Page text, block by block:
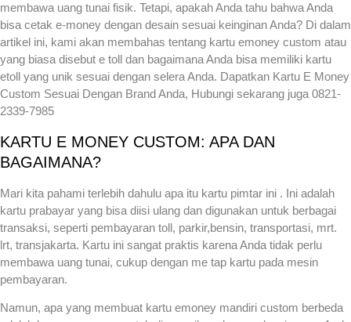
membawa uang tunai fisik. Tetapi, apakah Anda tahu bahwa Anda
bisa cetak e-money dengan desain sesuai keinginan Anda? Di dalam
artikel ini, kami akan membahas tentang kartu emoney custom atau
yang biasa disebut e toll dan bagaimana Anda bisa memiliki kartu
etoll yang unik sesuai dengan selera Anda. Dapatkan Kartu E Money
Custom Sesuai Dengan Brand Anda, Hubungi sekarang juga 0821-
2339-7985
KARTU E MONEY CUSTOM: APA DAN
BAGAIMANA?
Mari kita pahami terlebih dahulu apa itu kartu pimtar ini . Ini adalah
kartu prabayar yang bisa diisi ulang dan digunakan untuk berbagai
transaksi, seperti pembayaran toll, parkir,bensin, transportasi, mrt.
lrt, transjakarta. Kartu ini sangat praktis karena Anda tidak perlu
membawa uang tunai, cukup dengan me tap kartu pada mesin
pembayaran.
Namun, apa yang membuat kartu emoney mandiri custom berbeda